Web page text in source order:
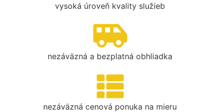
vysoká úroveň kvality služieb
nezáväzná a bezplatná obhliadka
nezáväzná cenová ponuka na mieru